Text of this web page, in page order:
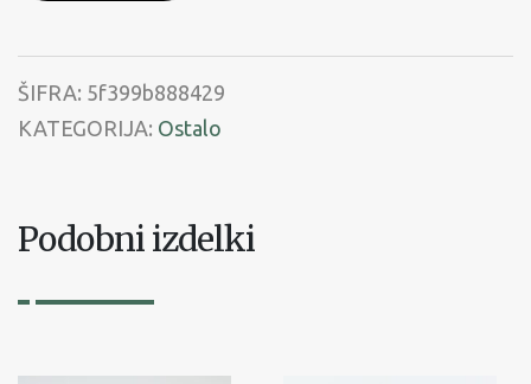
ŠIFRA: 5f399b888429
KATEGORIJA: Ostalo
Podobni izdelki